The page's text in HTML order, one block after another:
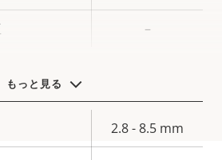
もっと見る
–
2.8 - 8.5 mm